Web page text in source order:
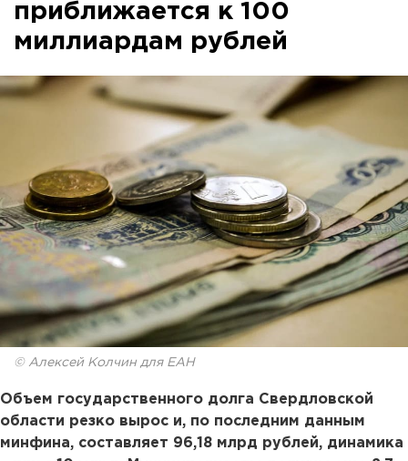
приближается к 100
миллиардам рублей
© Алексей Колчин для ЕАН
Объем государственного долга Свердловской
области резко вырос и, по последним данным
минфина, составляет 96,18 млрд рублей, динамика